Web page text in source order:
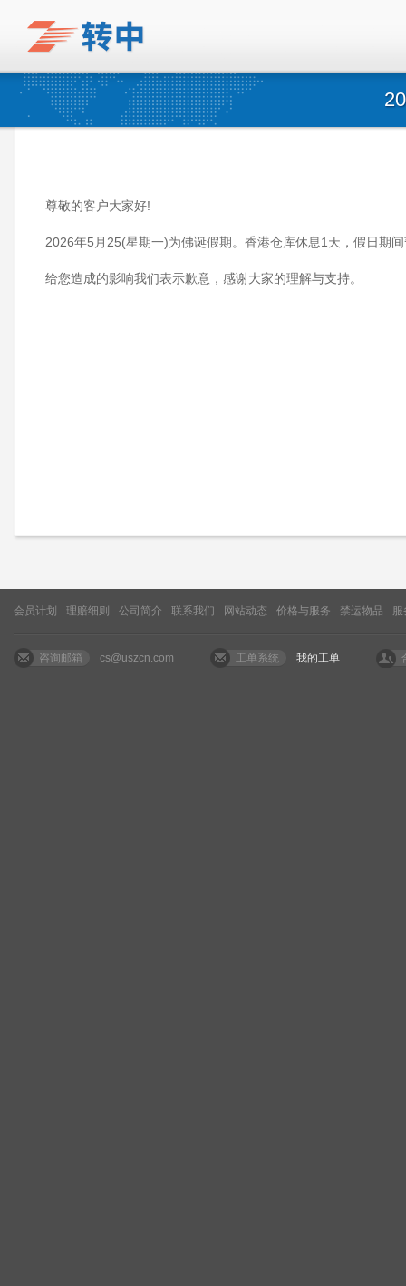
尊敬的客户大家好!
2026年5月25(星期一)为佛诞假期。香港仓库休息1天，假日期
给您造成的影响我们表示歉意，感谢大家的理解与支持。
会员计划 理赔细则 公司简介 联系我们 网站动态 价格与服务 禁运物品
咨询邮箱 cs@uszcn.com 工单系统 我的工单